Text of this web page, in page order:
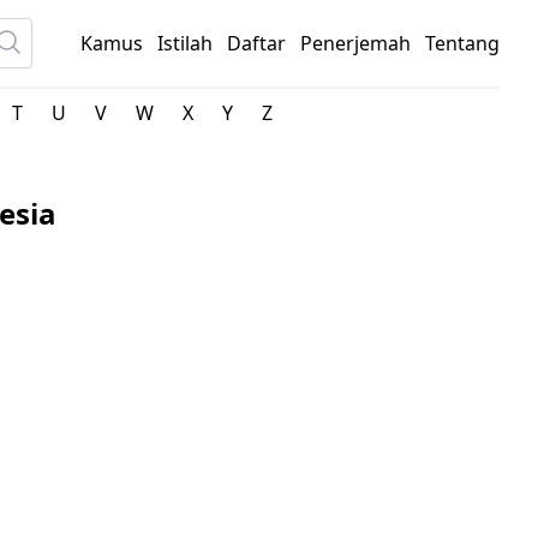
Kamus Istilah Daftar Penerjemah Tentang
T U V W X Y Z